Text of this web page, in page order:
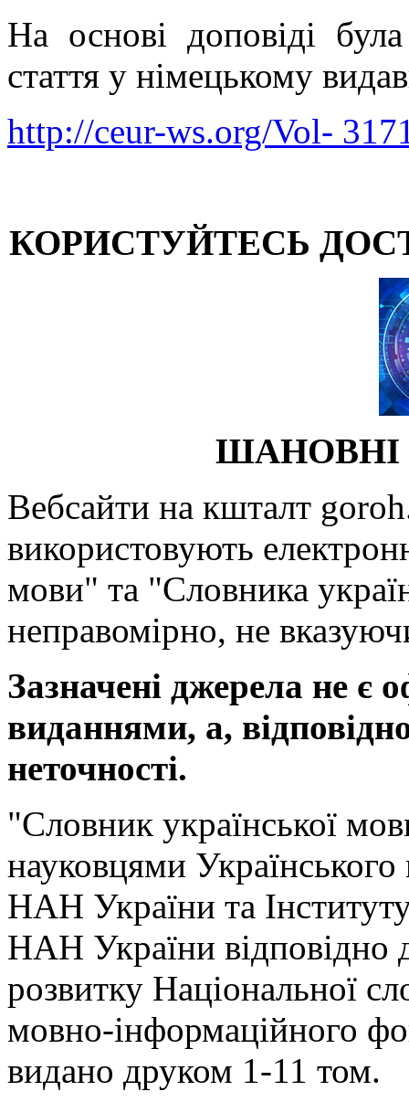
На основі доповіді
стаття у німецькому
http://ceur-ws.org/Vol-
КОРИСТУЙТЕСЬ
ШАНОВНІ
Вебсайти на кшталт
використовують
мови" та "Словника
неправомірно, не
Зазначені джерела не є
виданнями, а,
неточності.
"Словник української
науковцями
НАН України та
НАН України відповідно
розвитку Національної
мовно-інформаційного
видано друком 1-11 том.